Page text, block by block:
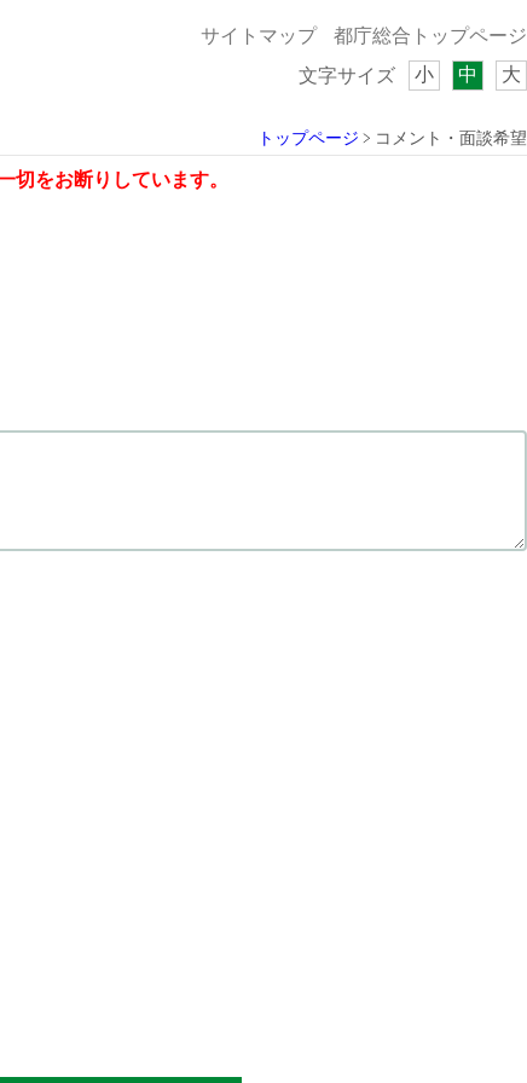
サイトマップ
都庁総合トップページ
文字サイズ
小 中 大
トップページ コメント・面談希望
をお断りしています。